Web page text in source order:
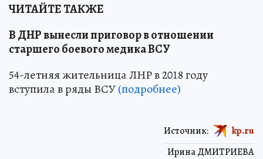
ЧИТАЙТЕ ТАКЖЕ
В ДНР вынесли приговор в отношении
старшего боевого медика ВСУ
54-летняя жительница ЛНР в 2018 году
вступила в ряды ВСУ(подробнее)
Ирина ДМИТРИЕВА
Источник: kp.ru